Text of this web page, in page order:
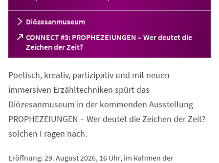
Diözesanmuseum
CONNECT #3: PROPHEZEIUNGEN – Wer deutet die
Zeichen der Zeit?
(Öffnet
in
neuen
Poetisch, kreativ, partizipativ und mit neuen
immersiven Erzähltechniken spürt das
Diözesanmuseum in der kommenden Ausstellung
PROPHEZEIUNGEN – Wer deutet die Zeichen der Zeit?
solchen Fragen nach.
Eröffnung: 29. August 2026, 16 Uhr, im Rahmen der